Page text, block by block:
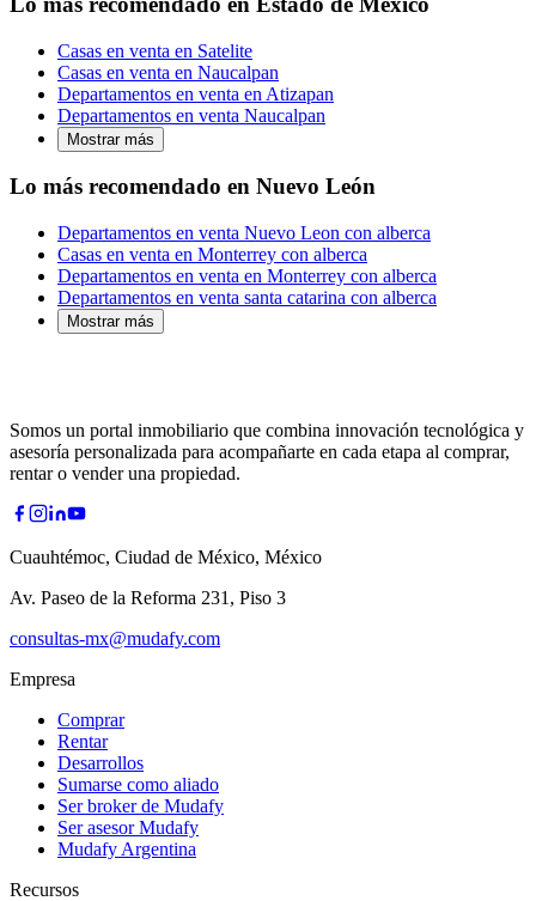
Casas en venta en Satelite
Casas en venta en Naucalpan
Departamentos en venta en Atizapan
Departamentos en venta Naucalpan
Mostrar más
Lo más recomendado en Nuevo León
Departamentos en venta Nuevo Leon con alberca
Casas en venta en Monterrey con alberca
Departamentos en venta en Monterrey con alberca
Departamentos en venta santa catarina con alberca
Mostrar más
Somos un portal inmobiliario que combina innovación tecnológica y
asesoría personalizada para acompañarte en cada etapa al comprar,
rentar o vender una propiedad.
Cuauhtémoc, Ciudad de México, México
Av. Paseo de la Reforma 231, Piso 3
consultas-mx@mudafy.com
Empresa
Comprar
Rentar
Desarrollos
Sumarse como aliado
Ser broker de Mudafy
Ser asesor Mudafy
Mudafy Argentina
Recursos